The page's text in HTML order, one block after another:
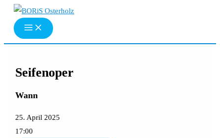
Zum
Inhalt
springen
Seifenoper
Wann
25. April 2025
17:00